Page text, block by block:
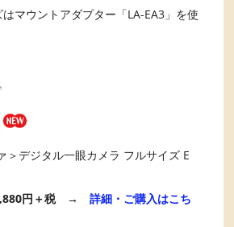
マウントアダプター「LA-EA3」を使
デジタル一眼カメラ フルサイズ E
円＋税 →詳細・ご購入はこち